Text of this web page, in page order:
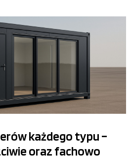
każdego typu –
oraz fachowo